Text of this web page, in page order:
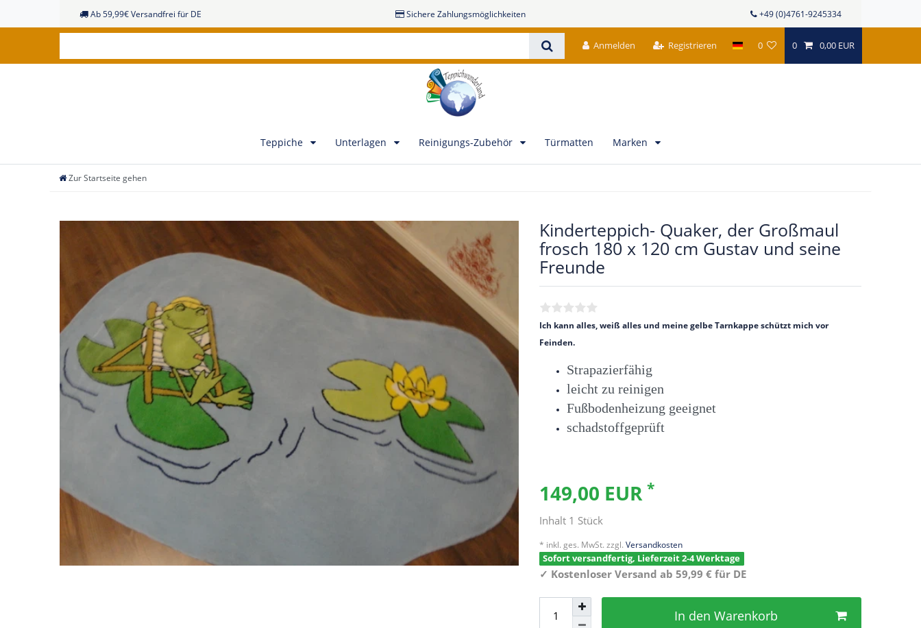
Ab 59,99€ Versandfrei für DE Sichere Zahlungsmöglichkeiten +49 (0)4761-9245334
Anmelden Registrieren 0 0 0,00 EUR
Teppiche Unterlagen Reinigungs-Zubehör Türmatten Marken
Zur Startseite gehen
Kinderteppich- Quaker, der Großmaul
frosch 180 x 120 cm Gustav und seine
Freunde
Ich kann alles, weiß alles und meine gelbe Tarnkappe schützt mich vor
Feinden.
Strapazierfähig
leicht zu reinigen
Fußbodenheizung geeignet
schadstoffgeprüft
149,00 EUR *
Inhalt 1 Stück
* inkl. ges. MwSt. zzgl. Versandkosten
Sofort versandfertig, Lieferzeit 2-4 Werktage
✓ Kostenloser Versand ab 59,99 € für DE
In den Warenkorb